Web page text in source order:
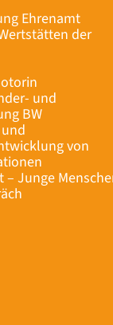
Ehrenamt
der
und
BW
von
– Junge